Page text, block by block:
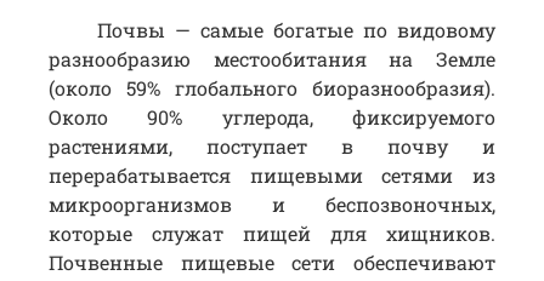
Почвы — самые богатые по видовому
разнообразию местообитания на Земле
(около 59% глобального биоразнообразия).
Около 90% углерода, фиксируемого
растениями, поступает в почву и
перерабатывается пищевыми сетями из
микроорганизмов и беспозвоночных,
которые служат пищей для хищников.
Почвенные пищевые сети обеспечивают